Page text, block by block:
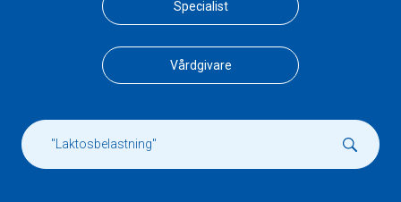
Specialist
Vårdgivare